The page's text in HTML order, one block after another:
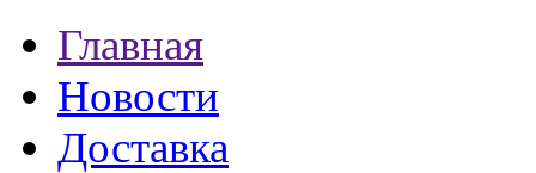
Главная
Новости
Доставка